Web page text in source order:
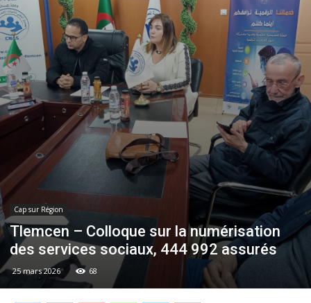
Cap sur Région
Tlemcen – Colloque sur la numérisation
des services sociaux, 444 992 assurés
25 mars 2026 68